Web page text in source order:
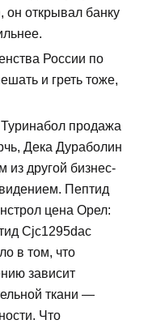
он открывал банку
России по
и греть тоже,
продажа
Дека Дураболин
из другой бизнес-
Пептид
цена Орел:
Cjc1295dac
в том, что
зависит
ткани —
Что